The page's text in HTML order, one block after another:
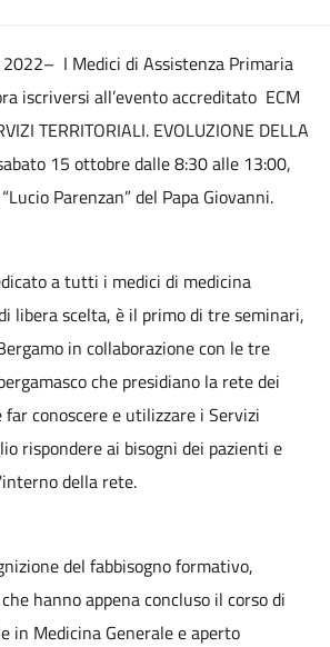
2022– I Medici di Assistenza Primaria
iscriversi all’evento accreditato ECM
TERRITORIALI. EVOLUZIONE DELLA
15 ottobre dalle 8:30 alle 13:00,
Parenzan” del Papa Giovanni.
a tutti i medici di medicina
libera scelta, è il primo di tre seminari,
in collaborazione con le tre
che presidiano la rete dei
far conoscere e utilizzare i Servizi
rispondere ai bisogni dei pazienti e
della rete.
del fabbisogno formativo,
hanno appena concluso il corso di
in Medicina Generale e aperto